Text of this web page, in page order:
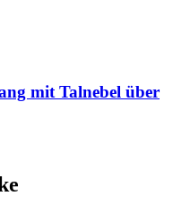
mit Talnebel über